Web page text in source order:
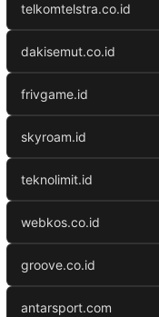
telkomtelstra.co.id
dakisemut.co.id
frivgame.id
skyroam.id
teknolimit.id
webkos.co.id
groove.co.id
antarsport.com